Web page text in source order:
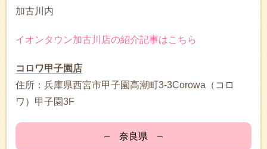
加古川内
イオンタウン加古川店の紹介記事はこちら
コロワ甲子園店
住所：兵庫県西宮市甲子園高潮町3-3Corowa（コロ
ワ）甲子園3F
– 奈良県 –